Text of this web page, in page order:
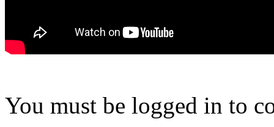
You must be logged in to